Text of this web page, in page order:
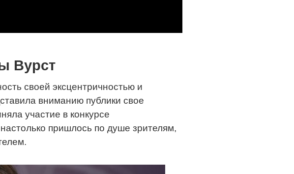
Вурст
своей эксцентричностью и
вниманию публики свое
участие в конкурсе
пришлось по душе зрителям,